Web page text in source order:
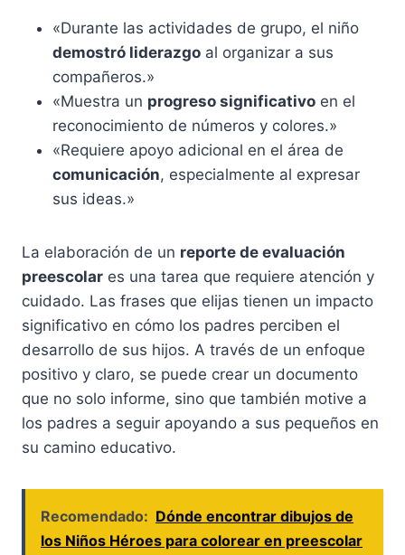
«Durante las actividades de grupo, el niño
demostró liderazgo al organizar a sus
compañeros.»
«Muestra un progreso significativo en el
reconocimiento de números y colores.»
«Requiere apoyo adicional en el área de
comunicación, especialmente al expresar
sus ideas.»
La elaboración de un reporte de evaluación
preescolar es una tarea que requiere atención y
cuidado. Las frases que elijas tienen un impacto
significativo en cómo los padres perciben el
desarrollo de sus hijos. A través de un enfoque
positivo y claro, se puede crear un documento
que no solo informe, sino que también motive a
los padres a seguir apoyando a sus pequeños en
su camino educativo.
Recomendado: Dónde encontrar dibujos de
los Niños Héroes para colorear en preescolar